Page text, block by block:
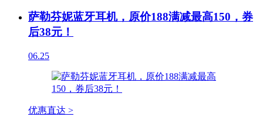
萨勒芬妮蓝牙耳机，原价188满减最高150，券
后38元！
06.25
优惠直达 >